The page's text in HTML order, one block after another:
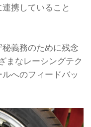
携していること
義務のために残念
まなレーシングテク
へのフィードバッ